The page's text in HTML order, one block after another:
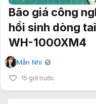
Bão giá công
hồi sinh dòng
WH-1000XM4
Mẫn Nhi ✔
15 giờ trước